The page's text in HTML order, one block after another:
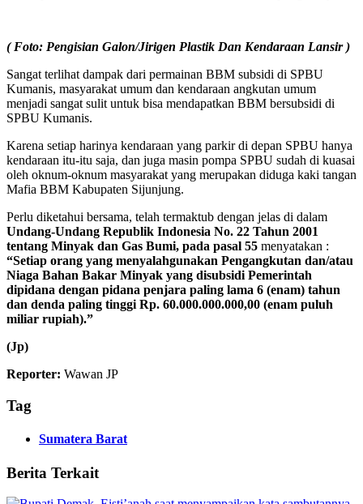
( Foto: Pengisian Galon/Jirigen Plastik Dan Kendaraan Lansir )
Sangat terlihat dampak dari permainan BBM subsidi di SPBU
Kumanis, masyarakat umum dan kendaraan angkutan umum
menjadi sangat sulit untuk bisa mendapatkan BBM bersubsidi di
SPBU Kumanis.
Karena setiap harinya kendaraan yang parkir di depan SPBU hanya
kendaraan itu-itu saja, dan juga masin pompa SPBU sudah di kuasai
oleh oknum-oknum masyarakat yang merupakan diduga kaki tangan
Mafia BBM Kabupaten Sijunjung.
Perlu diketahui bersama, telah termaktub dengan jelas di dalam
Undang-Undang Republik Indonesia No. 22 Tahun 2001
tentang Minyak dan Gas Bumi, pada pasal 55 menyatakan :
“Setiap orang yang menyalahgunakan Pengangkutan dan/atau
Niaga Bahan Bakar Minyak yang disubsidi Pemerintah
dipidana dengan pidana penjara paling lama 6 (enam) tahun
dan denda paling tinggi Rp. 60.000.000.000,00 (enam puluh
miliar rupiah).”
(Jp)
Reporter: Wawan JP
Tag
Sumatera Barat
Berita Terkait